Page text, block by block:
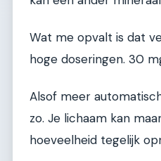
Wat me opvalt is dat
hoge doseringen. 30
Alsof meer
zo. Je lichaam kan
hoeveelheid tegelijk